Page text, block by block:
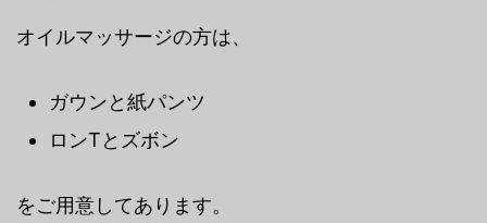
オイルマッサージの方は、
ガウンと紙パンツ
ロンTとズボン
をご用意してあります。